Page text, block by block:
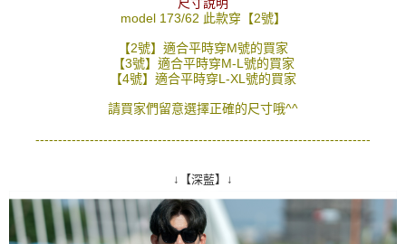
【「AFTEE先享後付」結帳流程】
１．於結帳方式選擇「AFTEE先享後付」後，將跳轉至「AFTEE先享後付」
結帳頁面，進行簡訊認證並確認金額後，即可完成結帳。
２．訂單成立數日內，您將收到繳費通知簡訊。
ATM／網路銀行／等多元方式進行付款，方視為交易完成。
購買商品的店家。未經商家同意取消之訂單仍視為有效，需透過AFTEE先享
※ 交易是否成功請以「AFTEE先享後付 」之結帳頁面顯示為準，若有關於
是否繳費成功／繳費後需取消欲退款等相關疑問，請聯繫「AFTEE先享後付
客戶支援中心」
https://netprotections.freshdesk.com/support/home
【注意事項】
每筆NT$80，滿NT$1,800(含以上)免運費
每筆NT$80，滿NT$1,800(含以上)免運費
每筆NT$80，滿NT$1,800(含以上)免運費
每筆NT$80，滿NT$1,800(含以上)免運費
宅配
model 173/62 此款穿【2號】
【2號】適合平時穿M號的買家
【3號】適合平時穿M-L號的買家
【4號】適合平時穿L-XL號的買家
請買家們留意選擇正確的尺寸哦^^
--------------------------------------------------------------------------
↓【深藍】↓